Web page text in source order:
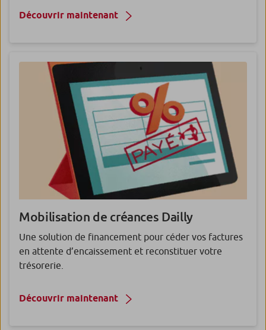
Découvrir maintenant
Mobilisation de créances Dailly
Une solution de financement pour céder vos factures
en attente d’encaissement et reconstituer votre
trésorerie.
Découvrir maintenant